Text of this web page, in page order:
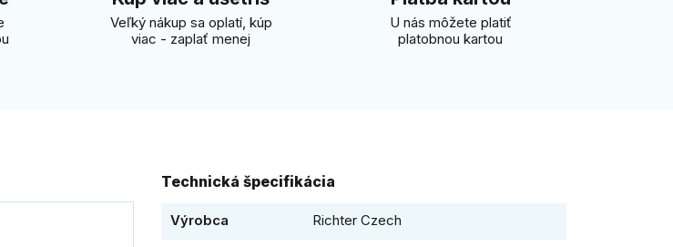
Veľký nákup sa oplatí, kúp
viac - zaplať menej
U nás môžete platiť
platobnou kartou
Technická špecifikácia
Výrobca Richter Czech